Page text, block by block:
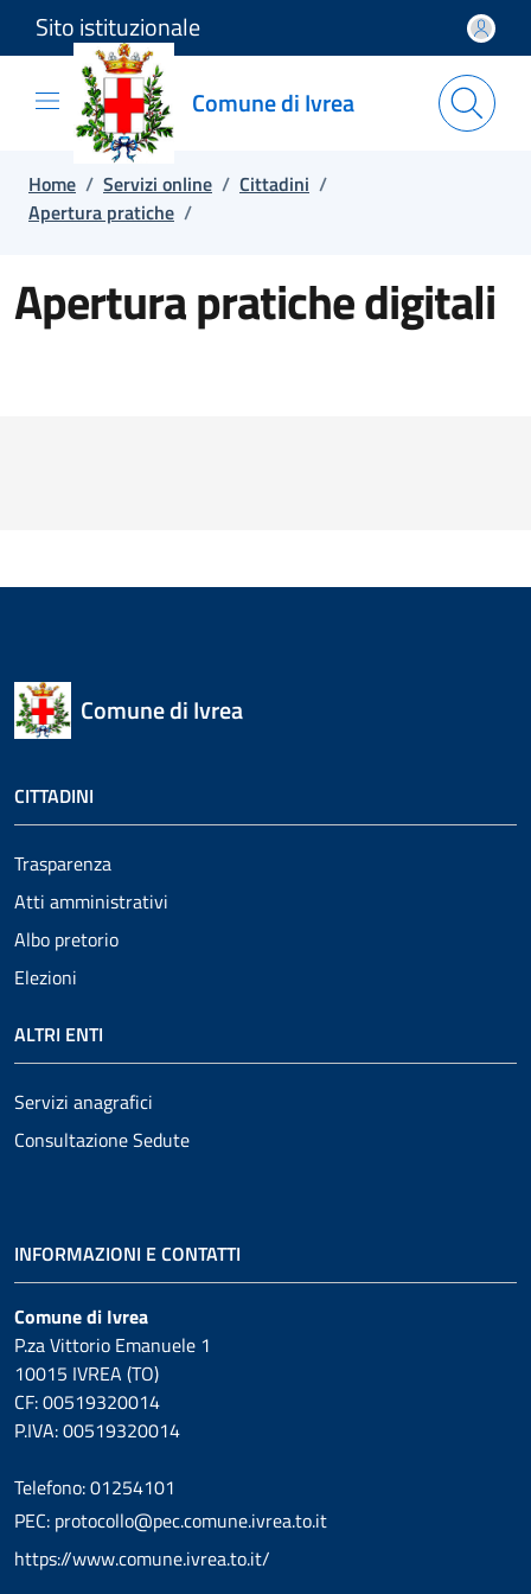
Salta e vai al contenuto
Salta e vai al footer
Sito istituzionale
Comune di Ivrea
Home / Servizi online / Cittadini /
Apertura pratiche /
Apertura pratiche digitali
Comune di Ivrea
CITTADINI
Trasparenza
Atti amministrativi
Albo pretorio
Elezioni
ALTRI ENTI
Servizi anagrafici
Consultazione Sedute
INFORMAZIONI E CONTATTI
Comune di Ivrea
P.za Vittorio Emanuele 1
10015 IVREA (TO)
CF: 00519320014
P.IVA: 00519320014
Telefono: 01254101
PEC: protocollo@pec.comune.ivrea.to.it
https://www.comune.ivrea.to.it/